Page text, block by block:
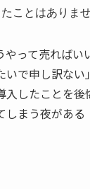
ことはありま
って売ればい
で申し訳な
したことを後
しまう夜がある